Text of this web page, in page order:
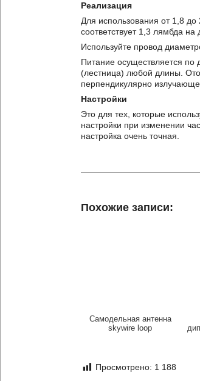
Реализация
Для использования от 1,8
соответствует 1,3 лямбда на
Используйте провод
Питание осуществляется
(лестница) любой длины.
перпендикулярно
Настройки
Это для тех, которые
настройки при изменении
настройка очень точная.
Похожие записи:
Самодельная антенна
skywire loop
Просмотрено: 1 188